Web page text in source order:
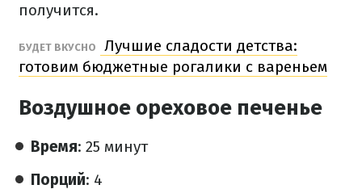
получится.
БУДЕТ ВКУСНО
Лучшие сладости детства:
готовим бюджетные рогалики с вареньем
Воздушное ореховое печенье
Время: 25 минут
Порций: 4